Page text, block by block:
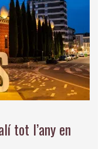
tot l’any en